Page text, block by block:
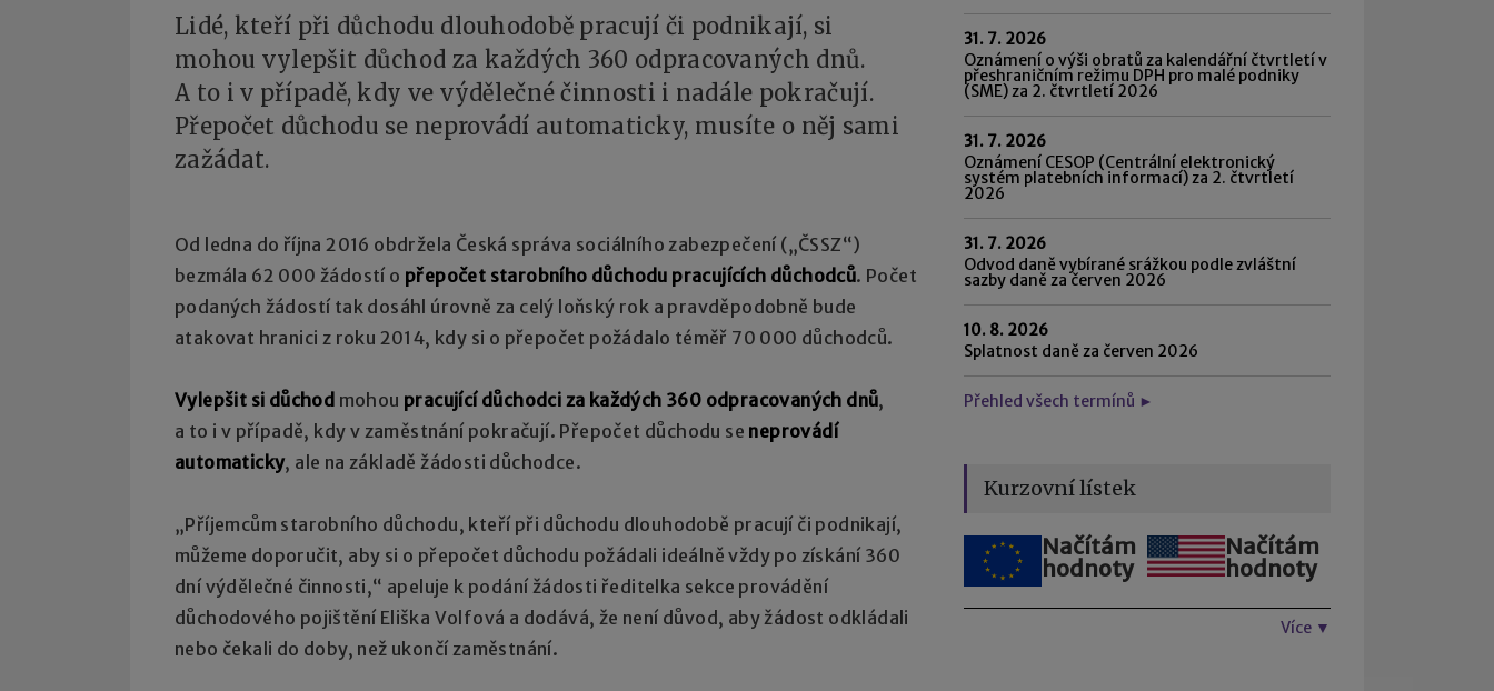
Lidé, kteří při důchodu dlouhodobě pracují či podnikají, si
mohou vylepšit důchod za každých 360 odpracovaných dnů.
A to i v případě, kdy ve výdělečné činnosti i nadále pokračují.
Přepočet důchodu se neprovádí automaticky, musíte o něj sami
zažádat.
Od ledna do října 2016 obdržela Česká správa sociálního zabezpečení („ČSSZ“)
bezmála 62 000 žádostí o přepočet starobního důchodu pracujících důchodců. Počet
podaných žádostí tak dosáhl úrovně za celý loňský rok a pravděpodobně bude
atakovat hranici z roku 2014, kdy si o přepočet požádalo téměř 70 000 důchodců.
Vylepšit si důchod mohou pracující důchodci za každých 360 odpracovaných dnů,
a to i v případě, kdy v zaměstnání pokračují. Přepočet důchodu se neprovádí
automaticky, ale na základě žádosti důchodce.
„Příjemcům starobního důchodu, kteří při důchodu dlouhodobě pracují či podnikají,
můžeme doporučit, aby si o přepočet důchodu požádali ideálně vždy po získání 360
dní výdělečné činnosti,“ apeluje k podání žádosti ředitelka sekce provádění
důchodového pojištění Eliška Volfová a dodává, že není důvod, aby žádost odkládali
nebo čekali do doby, než ukončí zaměstnání.
31. 7. 2026
Oznámení o výši obratů za kalendářní čtvrtletí v
přeshraničním režimu DPH pro malé podniky
(SME) za 2. čtvrtletí 2026
31. 7. 2026
Oznámení CESOP (Centrální elektronický
systém platebních informací) za 2. čtvrtletí
2026
31. 7. 2026
Odvod daně vybírané srážkou podle zvláštní
sazby daně za červen 2026
10. 8. 2026
Splatnost daně za červen 2026
Přehled všech termínů ►
Kurzovní lístek
Načítám
hodnoty
Načítám
hodnoty
Více ▼